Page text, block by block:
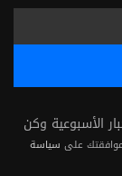
الأسبوعية وكن
على سياسة